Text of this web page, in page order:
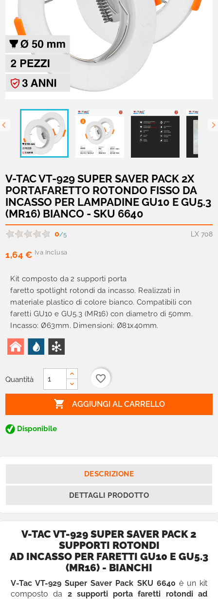
V-TAC VT-929 SUPER SAVER PACK 2X
PORTAFARETTO ROTONDO FISSO DA
INCASSO PER LAMPADINE GU10 E GU5.3
(MR16) BIANCO - SKU 6640
LX 708
0/5
1,64 € Iva Inclusa
Kit composto da 2 supporti porta
faretto spotlight rotondi da incasso. Realizzati in
materiale plastico di colore bianco. Compatibili con
faretti GU10 e GU5.3 (MR16) con diametro di 50mm.
Incasso: Ø63mm. Dimensioni: Ø81x40mm.
Quantità
 AGGIUNGI AL CARRELLO
favorite_border
Disponibile
DESCRIZIONE
DETTAGLI PRODOTTO
V-TAC VT-929 SUPER SAVER PACK 2
SUPPORTI ROTONDI
AD INCASSO PER FARETTI GU10 E GU5.3
(MR16) - BIANCHI
V-Tac VT-929 Super Saver Pack SKU 6640 è un kit
composto da 2 supporti porta faretti rotondi ad